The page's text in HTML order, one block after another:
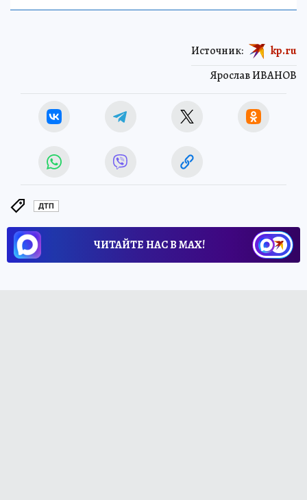
Ярослав ИВАНОВ
Источник: kp.ru
ДТП
ЧИТАЙТЕ НАС В МАХ!